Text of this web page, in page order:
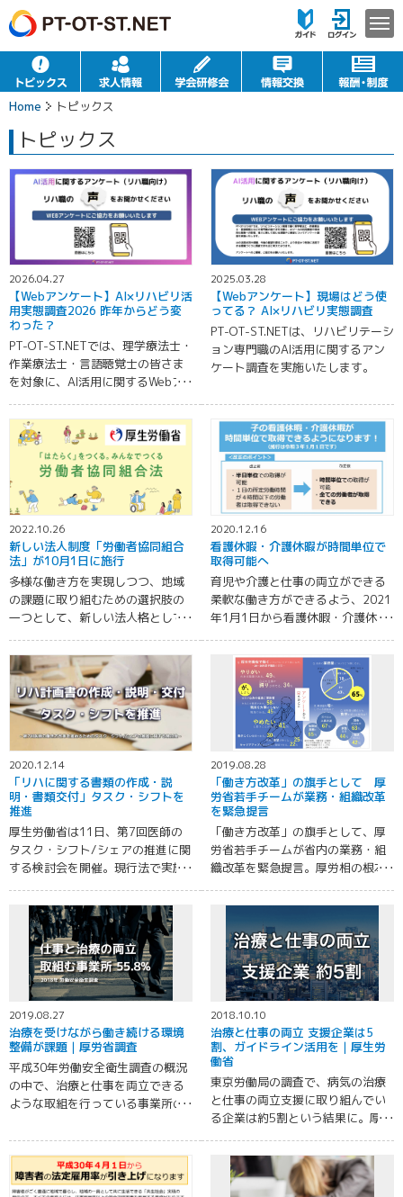
Home トピックス
トピックス
2026.04.27
【Webアンケート】AI×リハビリ活
用実態調査2026 昨年からどう変
わった？
PT-OT-ST.NETでは、理学療法士・
作業療法士・言語聴覚士の皆さま
を対象に、AI活用に関するWebア
2025.03.28
【Webアンケート】現場はどう使
ってる？ AI×リハビリ実態調査
PT-OT-ST.NETは、リハビリテーシ
ョン専門職のAI活用に関するアン
ケート調査を実施いたします。
2022.10.26
新しい法人制度「労働者協同組合
法」が10月1日に施行
多様な働き方を実現しつつ、地域
の課題に取り組むための選択肢の
一つとして、新しい法人格として
法」が2022年10月1日に施行され
ました。
2020.12.16
看護休暇・介護休暇が時間単位で
取得可能へ
育児や介護と仕事の両立ができる
柔軟な働き方ができるよう、2021
年1月1日から看護休暇・介護休暇
2020.12.14
「リハに関する書類の作成・説
明・書類交付」タスク・シフトを
推進
厚生労働省は11日、第7回医師の
タスク・シフト/シェアの推進に関
する検討会を開催。現行法で実施
のとして、「リハビリテーション
に関する各種書類の作成・説明・
書類交付」が整理案の中で提示さ
れた。
2019.08.28
「働き方改革」の旗手として 厚
労省若手チームが業務・組織改革
を緊急提言
「働き方改革」の旗手として、厚
労省若手チームが省内の業務・組
織改革を緊急提言。厚労相の根本
公表した。
2019.08.27
治療を受けながら働き続ける環境
整備が課題｜厚労省調査
平成30年労働安全衛生調査の概況
の中で、治療と仕事を両立できる
ような取組を行っている事業所の
た。
2018.10.10
治療と仕事の両立 支援企業は5
割、ガイドライン活用を｜厚生労
働省
東京労働局の調査で、病気の治療
と仕事の両立支援に取り組んでい
る企業は約5割という結果に。厚労
どを通じた意識啓発や相談窓口の
整備などを企業に求めている。